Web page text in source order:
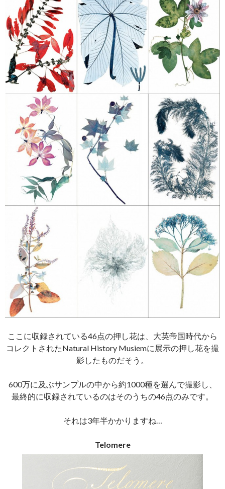
ここに収録されている46点の押し花は、大英帝国時代から
コレクトされたNatural History Musiemに展示の押し花を撮
影したものだそう。
600万に及ぶサンプルの中から約1000種を選んで撮影し、
最終的に収録されているのはそのうちの46点のみです。
それは3年半かかりますね…
Telomere